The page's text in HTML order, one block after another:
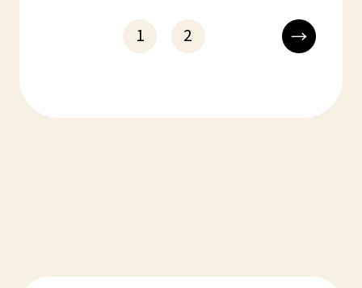
ジメントの維持・向上に努めてまいります。 適用規
格 ： ISO/IEC 27001：2022 登録番号 ： GIJP-1239-
1 2 →